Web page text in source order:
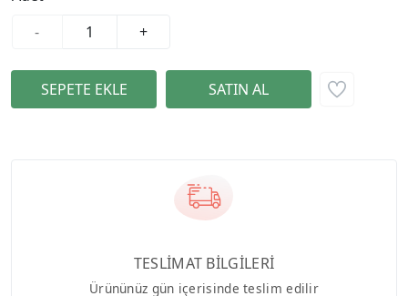
-
+
TESLİMAT BİLGİLERİ
Ürününüz gün içerisinde teslim edilir